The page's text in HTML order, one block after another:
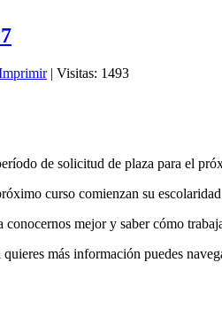
| Visitas: 1493
de solicitud de plaza para el
curso comienzan su
conocernos mejor y saber cómo
quieres más información puedes